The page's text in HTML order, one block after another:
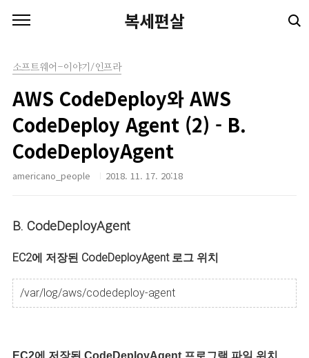
복세편살
소프트웨어-이야기/인프라
AWS CodeDeploy와 AWS
CodeDeploy Agent (2) - B.
CodeDeployAgent
americano_people 2018. 11. 17. 20:18
B. CodeDeployAgent
EC2에 저장된 CodeDeployAgent 로그 위치
/var/log/aws/codedeploy-agent
EC2에 저장된 CodeDeployAgent 프로그램 파일 위치